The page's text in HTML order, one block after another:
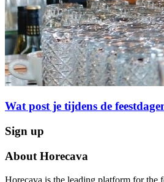
Wat post je tijdens de
Sign up
About Horecava
Horecava is the leading platform for the